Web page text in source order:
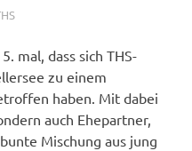
mal, dass sich THS-
zu einem
haben. Mit dabei
auch Ehepartner,
Mischung aus jung